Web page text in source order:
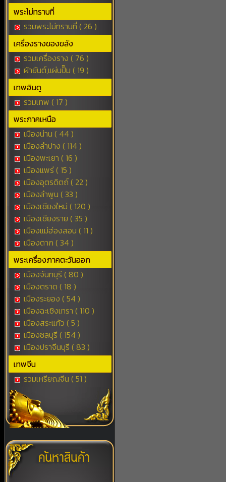
พระไม่ทราบที่
รวมพระไม่ทราบที่ ( 26 )
เครื่องรางของขลัง
รวมเครื่องราง ( 76 )
ผ้ายันต์,แผ่นปั๊ม ( 19 )
เทพฮินดู
รวมเทพ ( 17 )
พระภาคเหนือ
เมืองน่าน ( 44 )
เมืองลำปาง ( 114 )
เมืองพะเยา ( 16 )
เมืองแพร่ ( 15 )
เมืองอุตรดิตถ์ ( 22 )
เมืองลำพูน ( 33 )
เมืองเชียงใหม่ ( 120 )
เมืองเชียงราย ( 35 )
เมืองแม่ฮ่องสอน ( 11 )
เมืองตาก ( 34 )
พระเครื่องภาคตะวันออก
เมืองจันทบุรี ( 80 )
เมืองตราด ( 18 )
เมืองระยอง ( 54 )
เมืองฉะเชิงเทรา ( 110 )
เมืองสระแก้ว ( 5 )
เมืองชลบุรี ( 154 )
เมืองปราจีนบุรี ( 83 )
เทพจีน
รวมเหรียญจีน ( 51 )